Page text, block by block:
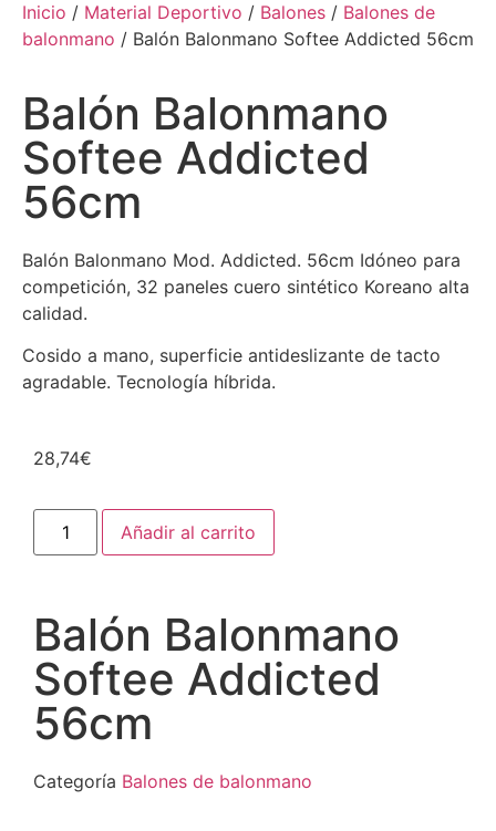
Inicio / Material Deportivo / Balones / Balones de
balonmano / Balón Balonmano Softee Addicted 56cm
Balón Balonmano
Softee Addicted
56cm
Balón Balonmano Mod. Addicted. 56cm Idóneo para
competición, 32 paneles cuero sintético Koreano alta
calidad.
Cosido a mano, superficie antideslizante de tacto
agradable. Tecnología híbrida.
28,74€
Añadir al carrito
Balón Balonmano
Softee Addicted
56cm
Categoría Balones de balonmano